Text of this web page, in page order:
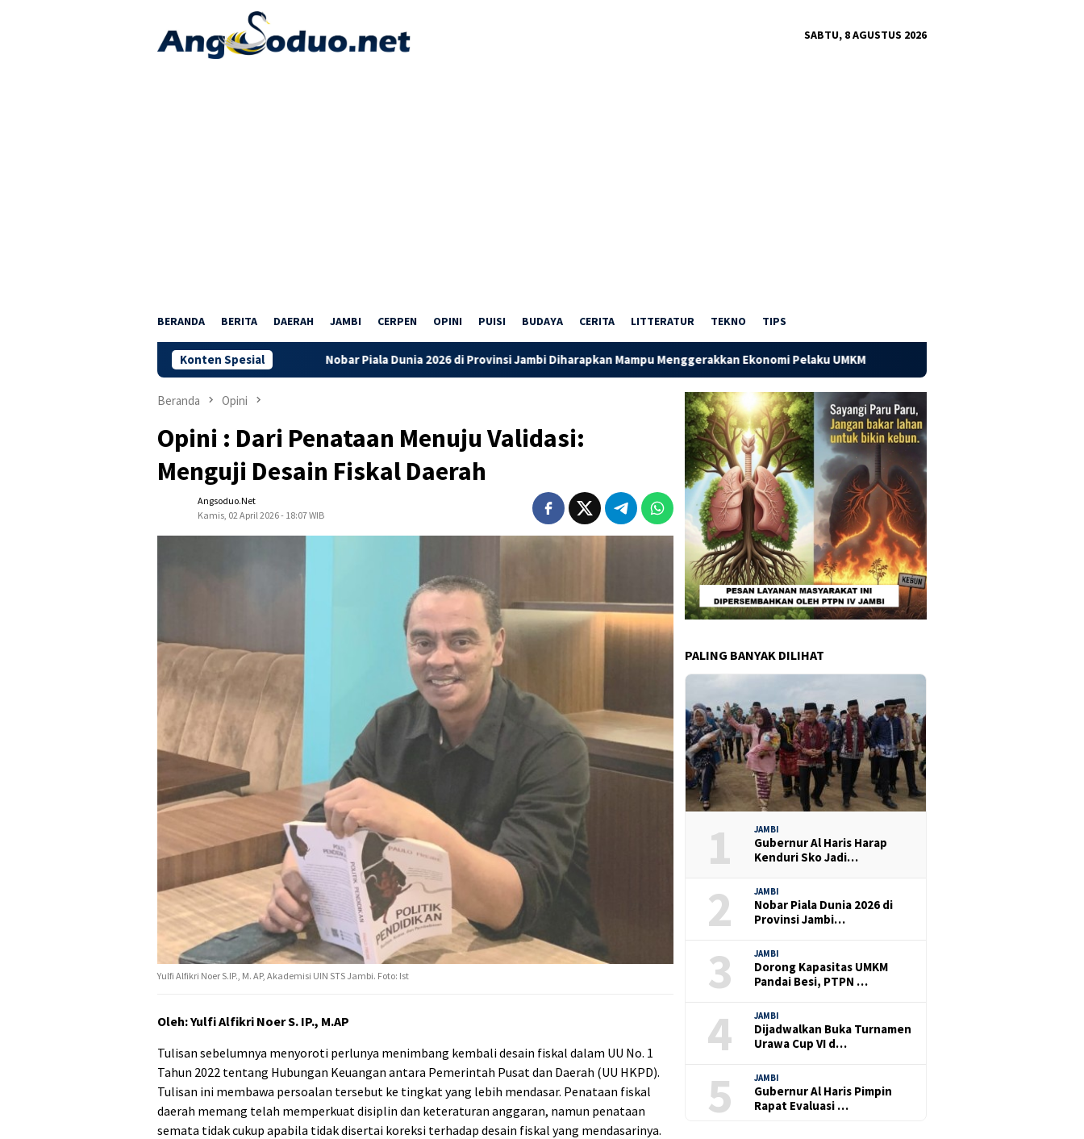
SABTU, 8 AGUSTUS 2026
BERANDA BERITA DAERAH JAMBI CERPEN OPINI PUISI BUDAYA CERITA LITTERATUR TEKNO TIPS
Konten Spesial
Nobar Piala Dunia 2026 di Provinsi Jambi Diharapkan Mampu Menggerakkan Ekonomi Pelaku UMKM Dorong Kapasitas UMKM Pandai Besi, PTPN IV
Beranda Opini
Opini : Dari Penataan Menuju Validasi:
Menguji Desain Fiskal Daerah
Angsoduo.net
Kamis, 02 April 2026 - 18:07 WIB
Yulfi Alfikri Noer S.IP., M. AP, Akademisi UIN STS Jambi. Foto: Ist
Oleh: Yulfi Alfikri Noer S. IP., M.AP
Tulisan sebelumnya menyoroti perlunya menimbang kembali desain fiskal dalam UU No. 1
Tahun 2022 tentang Hubungan Keuangan antara Pemerintah Pusat dan Daerah (UU HKPD).
Tulisan ini membawa persoalan tersebut ke tingkat yang lebih mendasar. Penataan fiskal
daerah memang telah memperkuat disiplin dan keteraturan anggaran, namun penataan
semata tidak cukup apabila tidak disertai koreksi terhadap desain fiskal yang mendasarinya.
PALING BANYAK DILIHAT
1 JAMBI
Gubernur Al Haris Harap
Kenduri Sko Jadi…
2 JAMBI
Nobar Piala Dunia 2026 di
Provinsi Jambi…
3 JAMBI
Dorong Kapasitas UMKM
Pandai Besi, PTPN …
4 JAMBI
Dijadwalkan Buka Turnamen
Urawa Cup VI d…
5 JAMBI
Gubernur Al Haris Pimpin
Rapat Evaluasi …